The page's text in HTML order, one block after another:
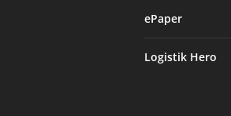
ePaper
Logistik Hero